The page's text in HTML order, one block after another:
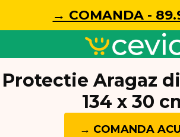
→ COMANDA -
Aragaz
134 x 30
→ COMANDA